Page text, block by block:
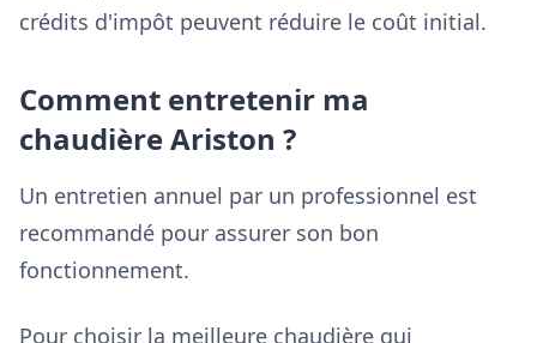
crédits d'impôt peuvent réduire le coût initial.
Comment entretenir ma
chaudière Ariston ?
Un entretien annuel par un professionnel est
recommandé pour assurer son bon
fonctionnement.
Pour choisir la meilleure chaudière qui